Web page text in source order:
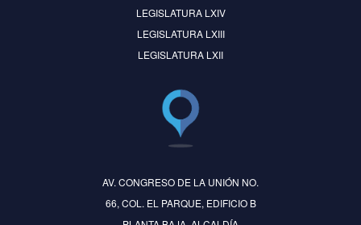
LEGISLATURA LXIV
LEGISLATURA LXIII
LEGISLATURA LXII
AV. CONGRESO DE LA UNIÓN NO.
66, COL. EL PARQUE, EDIFICIO B